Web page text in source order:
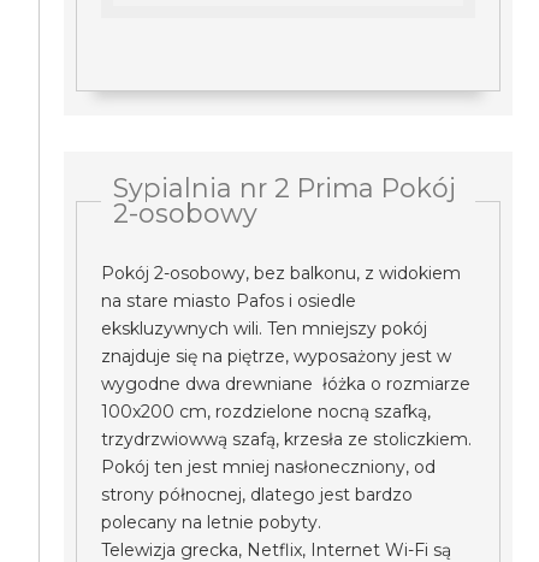
Sypialnia nr 2 Prima Pokój
2-osobowy
Pokój 2-osobowy, bez balkonu, z widokiem
na stare miasto Pafos i osiedle
ekskluzywnych wili. Ten mniejszy pokój
znajduje się na piętrze, wyposażony jest w
wygodne dwa drewniane łóżka o rozmiarze
100x200 cm, rozdzielone nocną szafką,
trzydrzwiowwą szafą, krzesła ze stoliczkiem.
Pokój ten jest mniej nasłoneczniony, od
strony północnej, dlatego jest bardzo
polecany na letnie pobyty.
Telewizja grecka, Netflix, Internet Wi-Fi są